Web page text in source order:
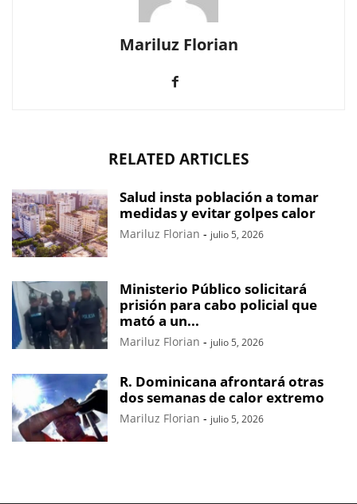
Mariluz Florian
RELATED ARTICLES
Salud insta población a tomar
medidas y evitar golpes calor
Mariluz Florian - julio 5, 2026
Ministerio Público solicitará
prisión para cabo policial que
mató a un...
Mariluz Florian - julio 5, 2026
R. Dominicana afrontará otras
dos semanas de calor extremo
Mariluz Florian - julio 5, 2026